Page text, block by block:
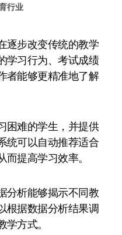
行业
学习行为、考试成绩
者能够更精准地了解
困难的学生，并提供
统可以自动推荐适合
提高学习效率。
分析能够揭示不同教
根据数据分析结果调
方式。